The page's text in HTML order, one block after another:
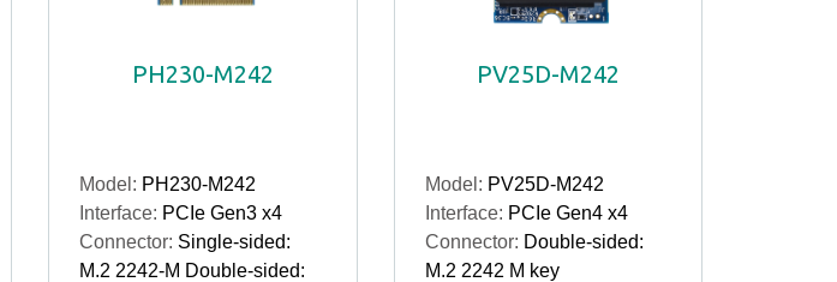
PH230-M242
Model: PH230-M242
Interface: PCIe Gen3 x4
Connector: Single-sided:
M.2 2242-M Double-sided:
PV25D-M242
Model: PV25D-M242
Interface: PCIe Gen4 x4
Connector: Double-sided:
M.2 2242 M key